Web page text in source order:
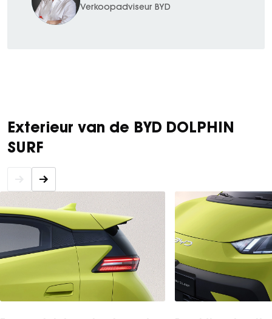
Verkoopadviseur BYD
Exterieur van de BYD DOLPHIN
SURF